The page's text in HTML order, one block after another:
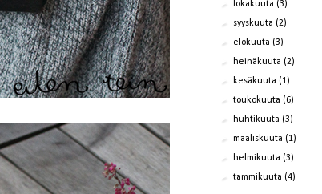
► lokakuuta (3)
► syyskuuta (2)
► elokuuta (3)
► heinäkuuta (2)
► kesäkuuta (1)
►toukokuuta (6)
► huhtikuuta (3)
►maaliskuuta (1)
► helmikuuta (3)
►tammikuuta (4)